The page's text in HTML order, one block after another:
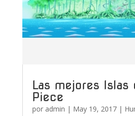
Las mejores Islas
Piece
por admin | May 19, 2017|